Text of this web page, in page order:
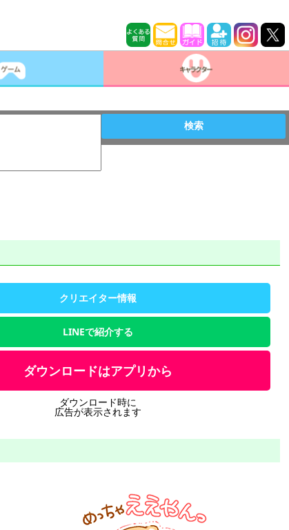
検索
クリエイター情報
LINEで紹介する
ダウンロードはアプリから
ダウンロード時に
広告が表示されます